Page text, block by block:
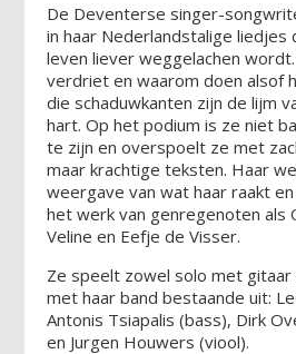
De Deventerse singer-
in haar Nederlandstalige
leven liever weggelachen
verdriet en waarom doen alsof
die schaduwkanten zijn de lijm
hart. Op het podium is ze niet
te zijn en overspoelt ze met
maar krachtige teksten. Haar
weergave van wat haar raakt
het werk van genregenoten als
Veline en Eefje de Visser.
Ze speelt zowel solo met
met haar band bestaande uit:
Antonis Tsiapalis (bass), Dirk
en Jurgen Houwers (viool).